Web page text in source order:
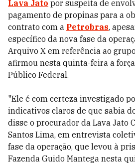
Lava Jato por suspeita de
pagamento de propinas para a
contrato com a Petrobras,
específico da nova fase da
Arquivo X em referência ao
afirmou nesta quinta-feira a
Público Federal.
"Ele é com certeza investigado
indicativos claros de que sabia
disse o procurador da Lava Jato
Santos Lima, em entrevista
fase da operação, que levou à
Fazenda Guido Mantega nesta